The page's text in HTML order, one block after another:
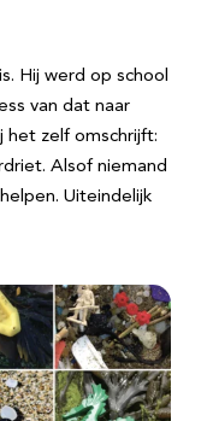
Hij werd op school
van dat naar
het zelf omschrijft:
Alsof niemand
Uiteindelijk